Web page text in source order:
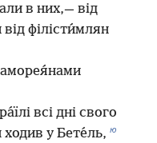
в них,— від
філісти́млян
аморея́нами
всі дні свого
ходив у Бете́ль, ю